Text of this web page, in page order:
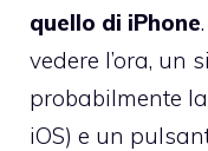
quello di iPhone
vedere l’ora, un
probabilmente
iOS) e un